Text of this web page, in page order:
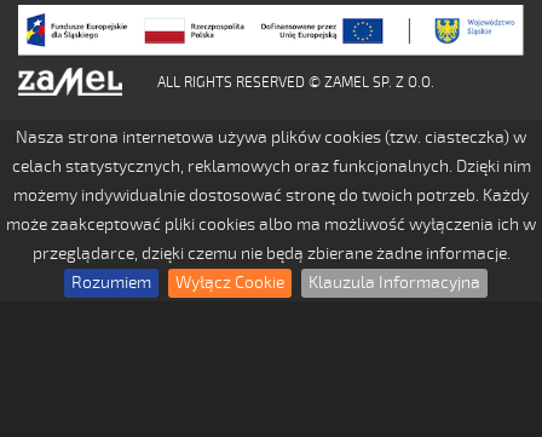
ALL RIGHTS RESERVED © ZAMEL SP. Z O.O.
Nasza strona internetowa używa plików cookies (tzw. ciasteczka) w
celach statystycznych, reklamowych oraz funkcjonalnych. Dzięki nim
możemy indywidualnie dostosować stronę do twoich potrzeb. Każdy
może zaakceptować pliki cookies albo ma możliwość wyłączenia ich w
przeglądarce, dzięki czemu nie będą zbierane żadne informacje.
Rozumiem
Wyłącz Cookie Klauzula Informacyjna